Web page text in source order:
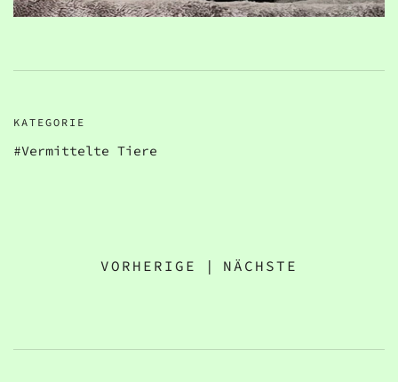
KATEGORIE
Vermittelte Tiere
VORHERIGE | NÄCHSTE